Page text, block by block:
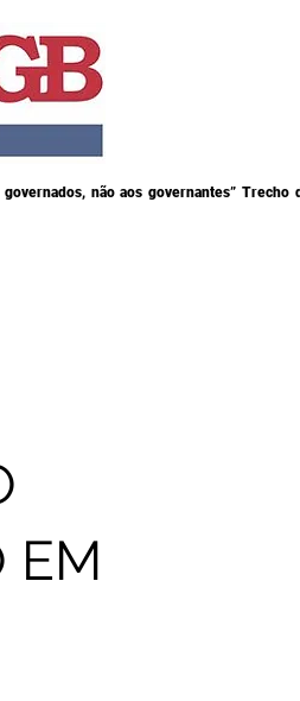
não aos governantes”
EM